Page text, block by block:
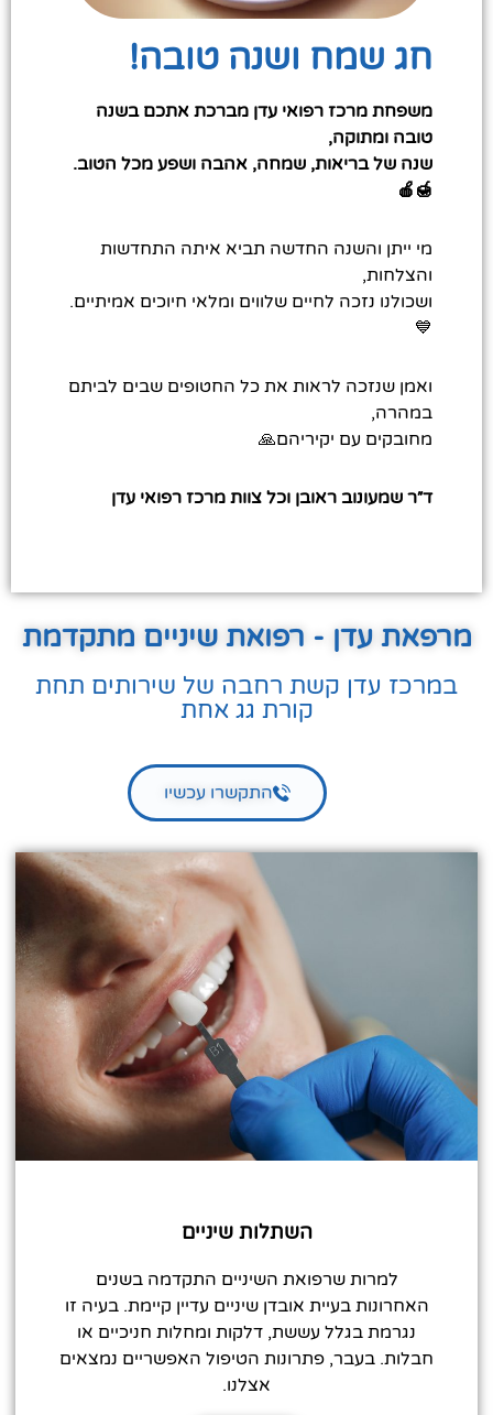
חג שמח ושנה טובה!
משפחת מרכז רפואי עדן מברכת אתכם בשנה
טובה ומתוקה,
שנה של בריאות, שמחה, אהבה ושפע מכל הטוב.
🍯🍎
מי ייתן והשנה החדשה תביא איתה התחדשות
והצלחות,
ושכולנו נזכה לחיים שלווים ומלאי חיוכים אמיתיים.
💙
ואמן שנזכה לראות את כל החטופים שבים לביתם
במהרה,
מחובקים עם יקיריהם🙏
ד״ר שמעונוב ראובן וכל צוות מרכז רפואי עדן
מרפאת עדן - רפואת שיניים מתקדמת
במרכז עדן קשת רחבה של שירותים תחת
קורת גג אחת
התקשרו עכשיו
השתלות שיניים
למרות שרפואת השיניים התקדמה בשנים
האחרונות בעיית אובדן שיניים עדיין קיימת. בעיה זו
נגרמת בגלל עששת, דלקות ומחלות חניכיים או
חבלות. בעבר, פתרונות הטיפול האפשריים נמצאים
אצלנו.